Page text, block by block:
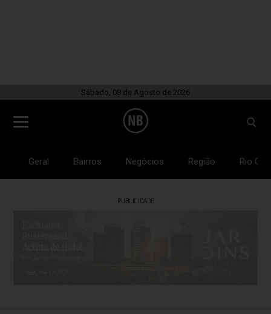
Sábado, 08 de Agosto de 2026
Geral Bairros Negócios Região Rio
PUBLICIDADE